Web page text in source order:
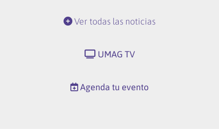
Ver todas las noticias
UMAG TV
Agenda tu evento